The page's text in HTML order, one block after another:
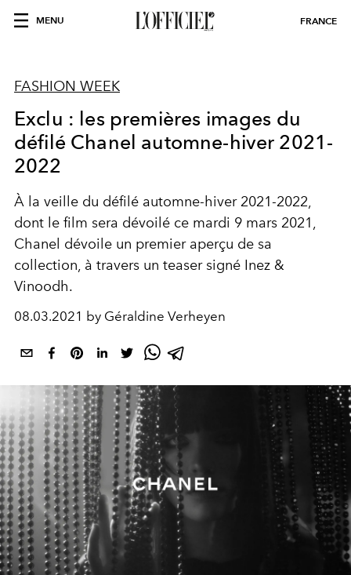
MENU FRANCE
FASHION WEEK
Exclu : les premières images du
défilé Chanel automne-hiver 2021-
2022
À la veille du défilé automne-hiver 2021-2022,
dont le film sera dévoilé ce mardi 9 mars 2021,
Chanel dévoile un premier aperçu de sa
collection, à travers un teaser signé Inez &
Vinoodh.
08.03.2021 by Géraldine Verheyen